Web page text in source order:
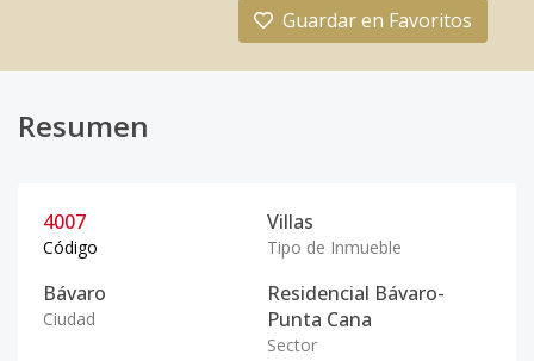
Guardar en Favoritos
Resumen
4007
Código
Villas
Tipo de Inmueble
Bávaro
Ciudad
Residencial Bávaro-
Punta Cana
Sector